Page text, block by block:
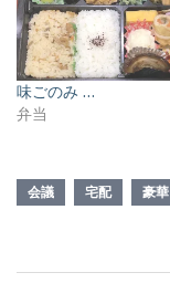
味ごのみ …
弁当
会議 宅配 豪華